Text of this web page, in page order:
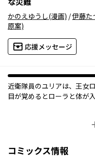
かのえゆうし(漫画) /伊藤た
原案)
応援メッセージ
近衛隊員のユリアは、王女
目が覚めるとローラと体が
コミックス情報